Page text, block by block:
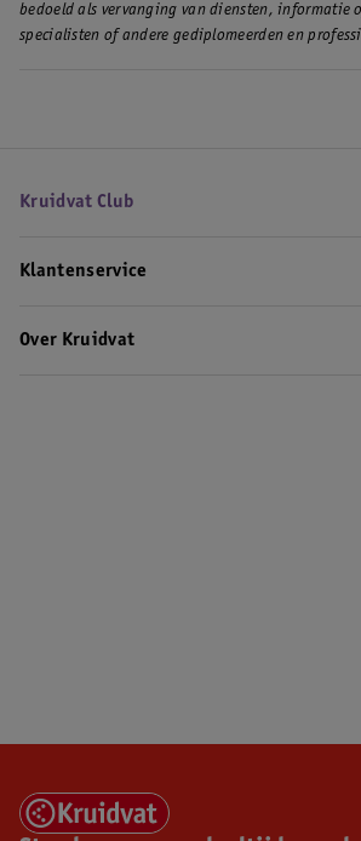
bedoeld als vervanging van diensten, informatie
specialisten of andere gediplomeerden en
Kruidvat Club
Klantenservice
Over Kruidvat